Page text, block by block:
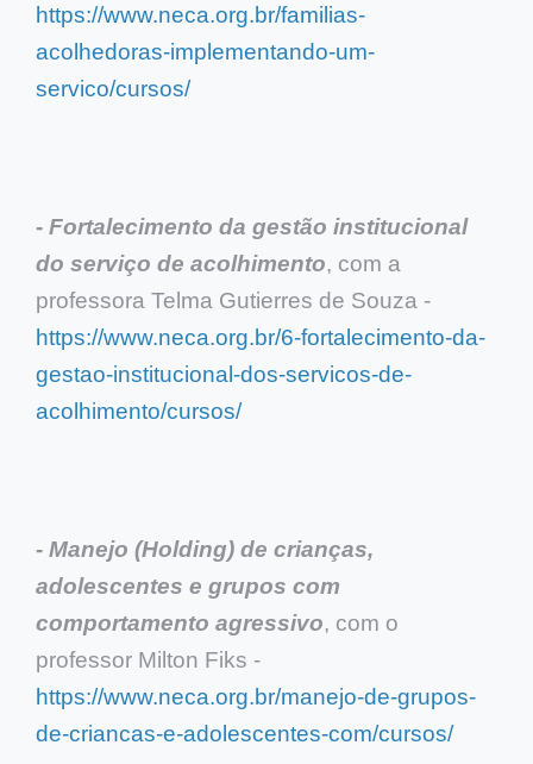
https://www.neca.org.br/familias-
acolhedoras-implementando-um-
servico/cursos/
- Fortalecimento da gestão institucional
do serviço de acolhimento, com a
professora Telma Gutierres de Souza -
https://www.neca.org.br/6-fortalecimento-da-
gestao-institucional-dos-servicos-de-
acolhimento/cursos/
- Manejo (Holding) de crianças,
adolescentes e grupos com
comportamento agressivo, com o
professor Milton Fiks -
https://www.neca.org.br/manejo-de-grupos-
de-criancas-e-adolescentes-com/cursos/